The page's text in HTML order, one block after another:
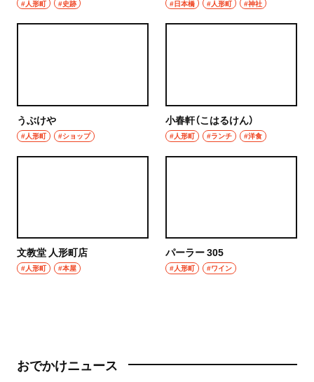
#人形町 #史跡 #日本橋 #人形町 #神社
うぶけや
#人形町 #ショップ
小春軒（こはるけん）
#人形町 #ランチ #洋食
文教堂 人形町店
#人形町 #本屋
パーラー 305
#人形町 #ワイン
おでかけニュース